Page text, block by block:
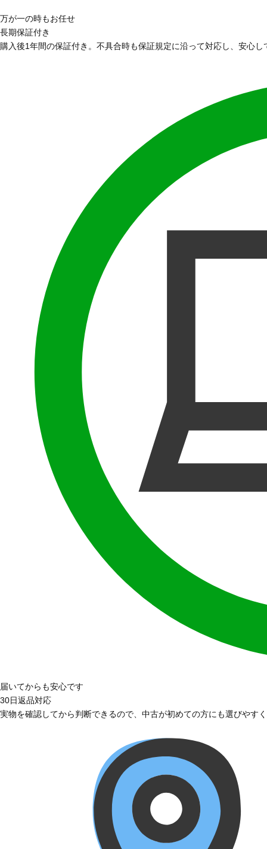
万が一の時もお任せ
長期保証付き
購入後1年間の保証付き。不具合時も保証規定に沿って対応し、安心
届いてからも安心です
30日返品対応
実物を確認してから判断できるので、中古が初めての方にも選びやす